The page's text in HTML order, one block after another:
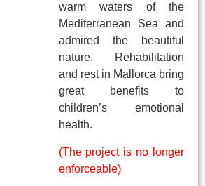
warm waters of the
Mediterranean Sea and
admired the beautiful
nature. Rehabilitation
and rest in Mallorca bring
great benefits to
children’s emotional
health.
(The project is no longer
enforceable)